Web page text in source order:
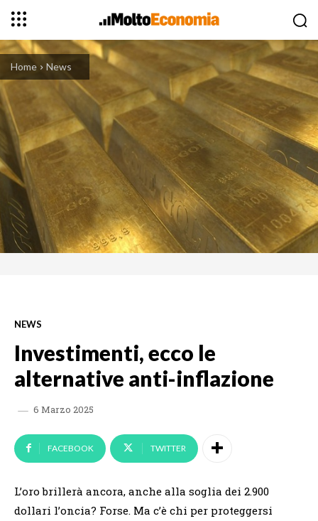
Home News
NEWS
Investimenti, ecco le
alternative anti-inflazione
6 Marzo 2025
FACEBOOK TWITTER
L’oro brillerà ancora, anche alla soglia dei 2.900
dollari l’oncia? Forse. Ma c’è chi per proteggersi